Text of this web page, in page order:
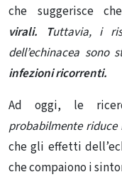
che suggerisce
virali. Tuttavia, i
dell’echinacea sono
infezioni ricorrenti.
Ad oggi, le
probabilmente
che gli effetti
che compaiono i